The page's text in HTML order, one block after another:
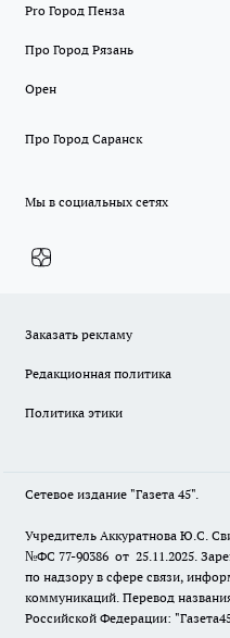
Pro Город Пенза
Про Город Рязань
Орен
Про Город Саранск
Мы в социальных сетях
Заказать рекламу
Редакционная политика
Политика этики
Сетевое издание "Газета 45".
Учредитель Аккуратнова Ю.С.
№ФС 77-90386 от 25.11.2025.
по надзору в сфере связи,
коммуникаций. Перевод
Российской Федерации: